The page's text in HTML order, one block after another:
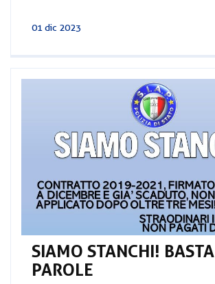
01 dic 2023
SIAMO STANCHI! BASTA
PAROLE